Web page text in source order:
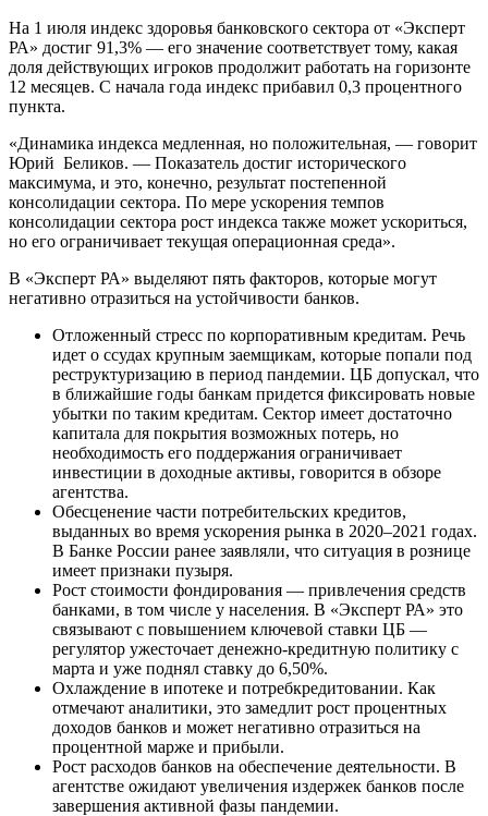
На 1 июля индекс здоровья банковского сектора от «Эксперт
РА» достиг 91,3% — его значение соответствует тому, какая
доля действующих игроков продолжит работать на горизонте
12 месяцев. С начала года индекс прибавил 0,3 процентного
пункта.
«Динамика индекса медленная, но положительная, — говорит
Юрий Беликов. — Показатель достиг исторического
максимума, и это, конечно, результат постепенной
консолидации сектора. По мере ускорения темпов
консолидации сектора рост индекса также может ускориться,
но его ограничивает текущая операционная среда».
В «Эксперт РА» выделяют пять факторов, которые могут
негативно отразиться на устойчивости банков.
Отложенный стресс по корпоративным кредитам. Речь
идет о ссудах крупным заемщикам, которые попали под
реструктуризацию в период пандемии. ЦБ допускал, что
в ближайшие годы банкам придется фиксировать новые
убытки по таким кредитам. Сектор имеет достаточно
капитала для покрытия возможных потерь, но
необходимость его поддержания ограничивает
инвестиции в доходные активы, говорится в обзоре
агентства.
Обесценение части потребительских кредитов,
выданных во время ускорения рынка в 2020–2021 годах.
В Банке России ранее заявляли, что ситуация в рознице
имеет признаки пузыря.
Рост стоимости фондирования — привлечения средств
банками, в том числе у населения. В «Эксперт РА» это
связывают с повышением ключевой ставки ЦБ —
регулятор ужесточает денежно-кредитную политику с
марта и уже поднял ставку до 6,50%.
Охлаждение в ипотеке и потребкредитовании. Как
отмечают аналитики, это замедлит рост процентных
доходов банков и может негативно отразиться на
процентной марже и прибыли.
Рост расходов банков на обеспечение деятельности. В
агентстве ожидают увеличения издержек банков после
завершения активной фазы пандемии.